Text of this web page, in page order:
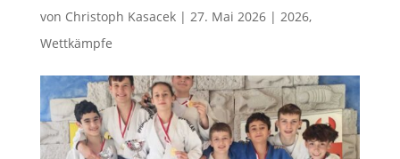
von Christoph Kasacek| 27. Mai 2026| 2026,
Wettkämpfe